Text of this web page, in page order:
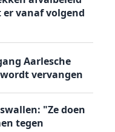
vanaf volgend
Aarlesche
vervangen
"Ze doen
tegen